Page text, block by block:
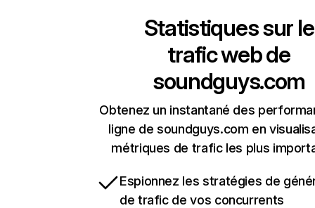
Statistiques sur le
trafic web de
soundguys.com
Obtenez un instantané des
ligne de soundguys.com en
métriques de trafic les plus
Espionnez les stratégies de
de trafic de vos concurrents